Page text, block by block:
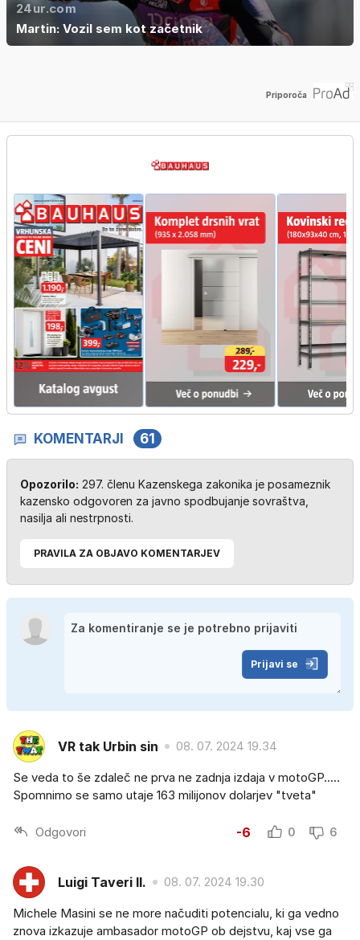
24ur.com
Martin: Vozil sem kot začetnik
Priporoča
KOMENTARJI 61
Opozorilo: 297. členu Kazenskega zakonika je posameznik
kazensko odgovoren za javno spodbujanje sovraštva,
nasilja ali nestrpnosti.
PRAVILA ZA OBJAVO KOMENTARJEV
Prijavi se
VR tak Urbin sin 08. 07. 2024 19.34
Se veda to še zdaleč ne prva ne zadnja izdaja v motoGP.....
Spomnimo se samo utaje 163 milijonov dolarjev "tveta"
Odgovori -6 0 6
Luigi Taveri II. 08. 07. 2024 19.30
Michele Masini se ne more načuditi potencialu, ki ga vedno
znova izkazuje ambasador motoGP ob dejstvu, kaj vse ga